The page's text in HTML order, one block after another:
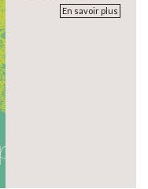
En savoir plus